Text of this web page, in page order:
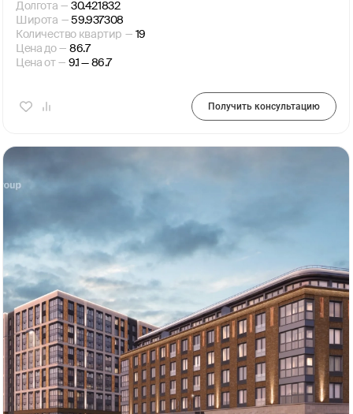
Долгота — 30.421832
Широта — 59.937308
Количество квартир — 19
Цена до — 86.7
Цена от — 9.1 — 86.7
Получить консультацию